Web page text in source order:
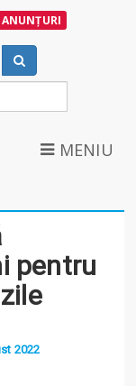
ANUNȚURI
MENIU
pentru
2022